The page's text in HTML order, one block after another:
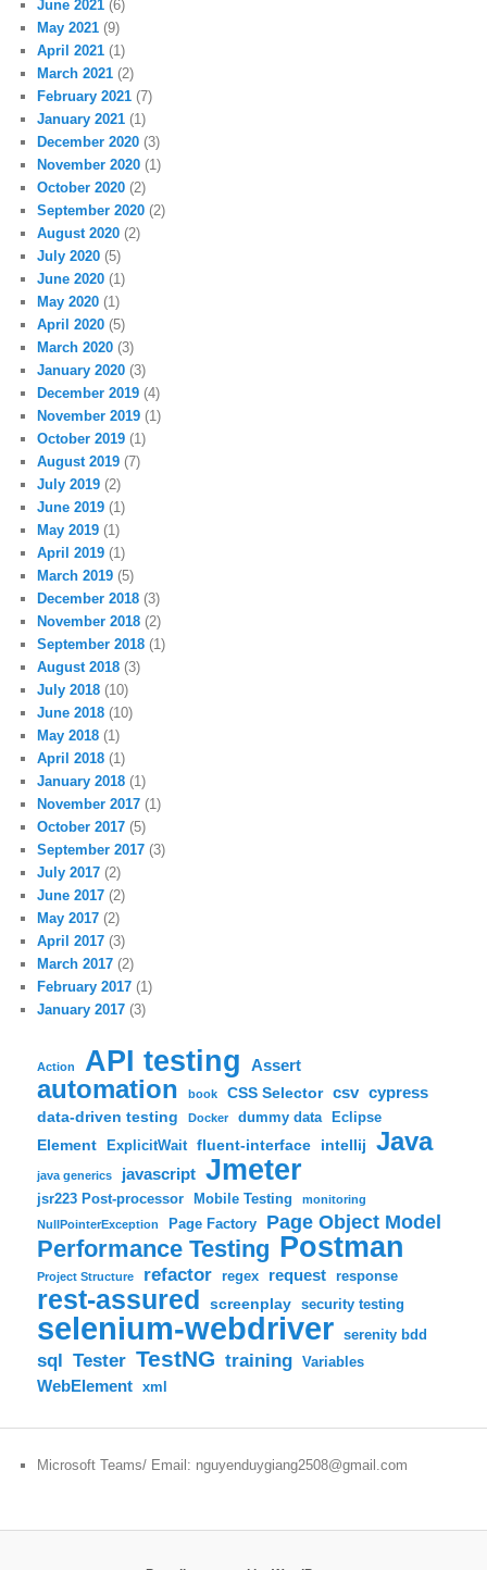
June 2021 (6)
May 2021 (9)
April 2021 (1)
March 2021 (2)
February 2021 (7)
January 2021 (1)
December 2020 (3)
November 2020 (1)
October 2020 (2)
September 2020 (2)
August 2020 (2)
July 2020 (5)
June 2020 (1)
May 2020 (1)
April 2020 (5)
March 2020 (3)
January 2020 (3)
December 2019 (4)
November 2019 (1)
October 2019 (1)
August 2019 (7)
July 2019 (2)
June 2019 (1)
May 2019 (1)
April 2019 (1)
March 2019 (5)
December 2018 (3)
November 2018 (2)
September 2018 (1)
August 2018 (3)
July 2018 (10)
June 2018 (10)
May 2018 (1)
April 2018 (1)
January 2018 (1)
November 2017 (1)
October 2017 (5)
September 2017 (3)
July 2017 (2)
June 2017 (2)
May 2017 (2)
April 2017 (3)
March 2017 (2)
February 2017 (1)
January 2017 (3)
Action API testing Assert
automation book CSS Selector csv cypress
data-driven testing Docker dummy data Eclipse
Element ExplicitWait fluent-interface intellij Java
java generics javascript Jmeter
jsr223 Post-processor Mobile Testing
monitoring
NullPointerException
Page Factory Page Object Model
Performance Testing Postman
Project Structure refactor regex request response
rest-assured screenplay security testing
selenium-webdriver serenity bdd
sql Tester TestNG training Variables
WebElement xml
Microsoft Teams/ Email: nguyenduygiang2508@gmail.com